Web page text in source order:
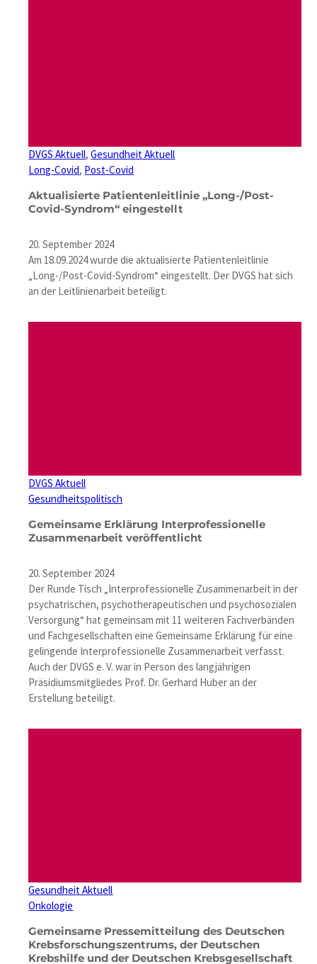
DVGS Aktuell, Gesundheit Aktuell
Long-Covid, Post-Covid
Aktualisierte Patientenleitlinie „Long-/Post-
Covid-Syndrom“ eingestellt
20. September 2024
Am 18.09.2024 wurde die aktualisierte Patientenleitlinie
„Long-/Post-Covid-Syndrom“ eingestellt. Der DVGS hat sich
an der Leitlinienarbeit beteiligt.
DVGS Aktuell
Gesundheitspolitisch
Gemeinsame Erklärung Interprofessionelle
Zusammenarbeit veröffentlicht
20. September 2024
Der Runde Tisch „Interprofessionelle Zusammenarbeit in der
psychatrischen, psychotherapeutischen und psychosozialen
Versorgung“ hat gemeinsam mit 11 weiteren Fachverbänden
und Fachgesellschaften eine Gemeinsame Erklärung für eine
gelingende Interprofessionelle Zusammenarbeit verfasst.
Auch der DVGS e. V. war in Person des langjährigen
Präsidiumsmitgliedes Prof. Dr. Gerhard Huber an der
Erstellung beteiligt.
Gesundheit Aktuell
Onkologie
Gemeinsame Pressemitteilung des Deutschen
Krebsforschungszentrums, der Deutschen
Krebshilfe und der Deutschen Krebsgesellschaft